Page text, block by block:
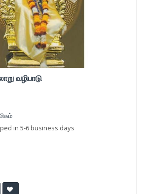
வழிபாடு
in 5-6 business days